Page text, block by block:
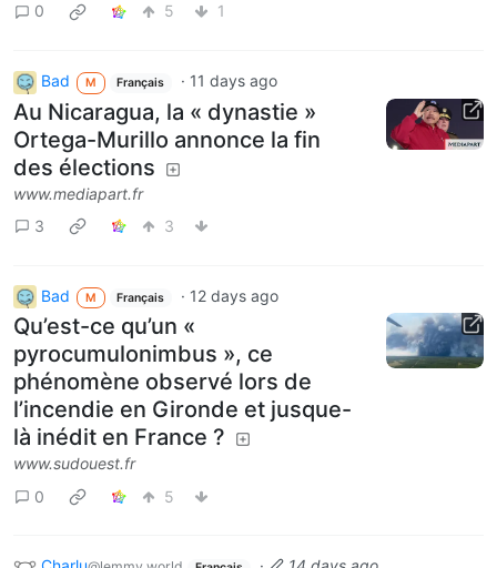
0
5 1
Bad M Français · 11 days ago
Au Nicaragua, la « dynastie »
Ortega-Murillo annonce la fin
des élections
www.mediapart.fr
3
3
Bad M Français · 12 days ago
Qu’est-ce qu’un «
pyrocumulonimbus », ce
phénomène observé lors de
l’incendie en Gironde et jusque-
là inédit en France ?
www.sudouest.fr
0
5